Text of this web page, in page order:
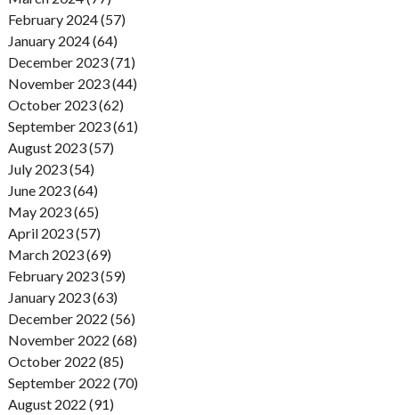
February 2024 (57)
January 2024 (64)
December 2023 (71)
November 2023 (44)
October 2023 (62)
September 2023 (61)
August 2023 (57)
July 2023 (54)
June 2023 (64)
May 2023 (65)
April 2023 (57)
March 2023 (69)
February 2023 (59)
January 2023 (63)
December 2022 (56)
November 2022 (68)
October 2022 (85)
September 2022 (70)
August 2022 (91)